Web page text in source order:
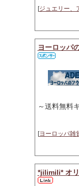
[ジュエリー、
ヨーロッパ
～送料無料
[ヨーロッパ雑
*jilimili* オ